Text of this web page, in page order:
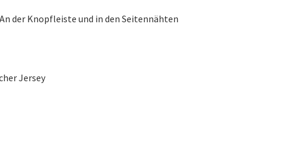
der Knopfleiste und in den Seitennähten
Jersey